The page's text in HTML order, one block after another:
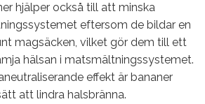
hjälper också till att minska
eftersom de bildar en
magsäcken, vilket gör dem till ett
hälsan i matsmältningssystemet.
effekt är bananer
att lindra halsbränna.